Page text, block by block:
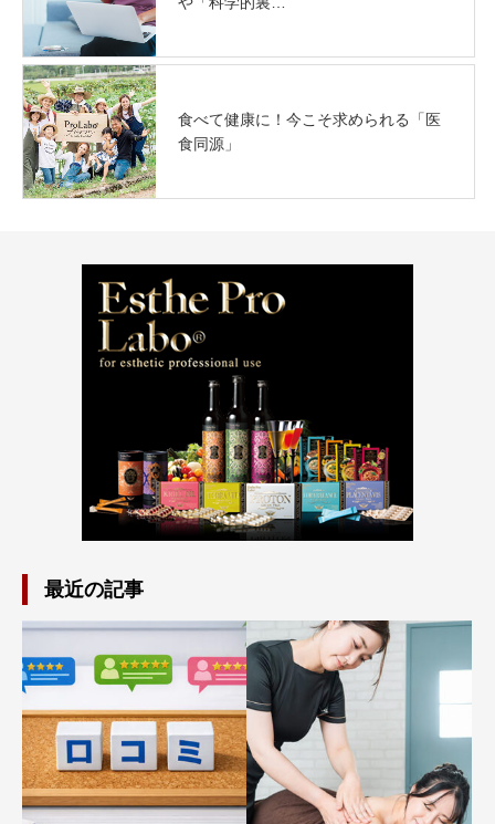
食べて健康に！今こそ求められる「医
食同源」
最近の記事